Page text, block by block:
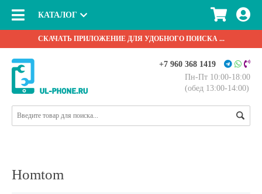
СКАЧАТЬ ПРИЛОЖЕНИЕ ДЛЯ УДОБНОГО ПОИСКА ...
+7 960 368 1419
Пн-Пт 10:00-18:00
(обед 13:00-14:00)
КАТАЛОГ
Homtom